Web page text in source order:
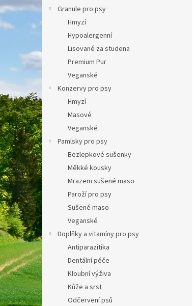
í
p
l
Granule pro psy
Hmyzí
Hypoalergenní
Lisované za studena
Premium Pur
Veganské
Konzervy pro psy
Hmyzí
Masové
Veganské
Pamlsky pro psy
Bezlepkové sušenky
Měkké kousky
Mrazem sušené maso
Paroží pro psy
Sušené maso
Veganské
Doplňky a vitamíny pro psy
Antiparazitika
Dentální péče
Kloubní výživa
Kůže a srst
Odčervení psů